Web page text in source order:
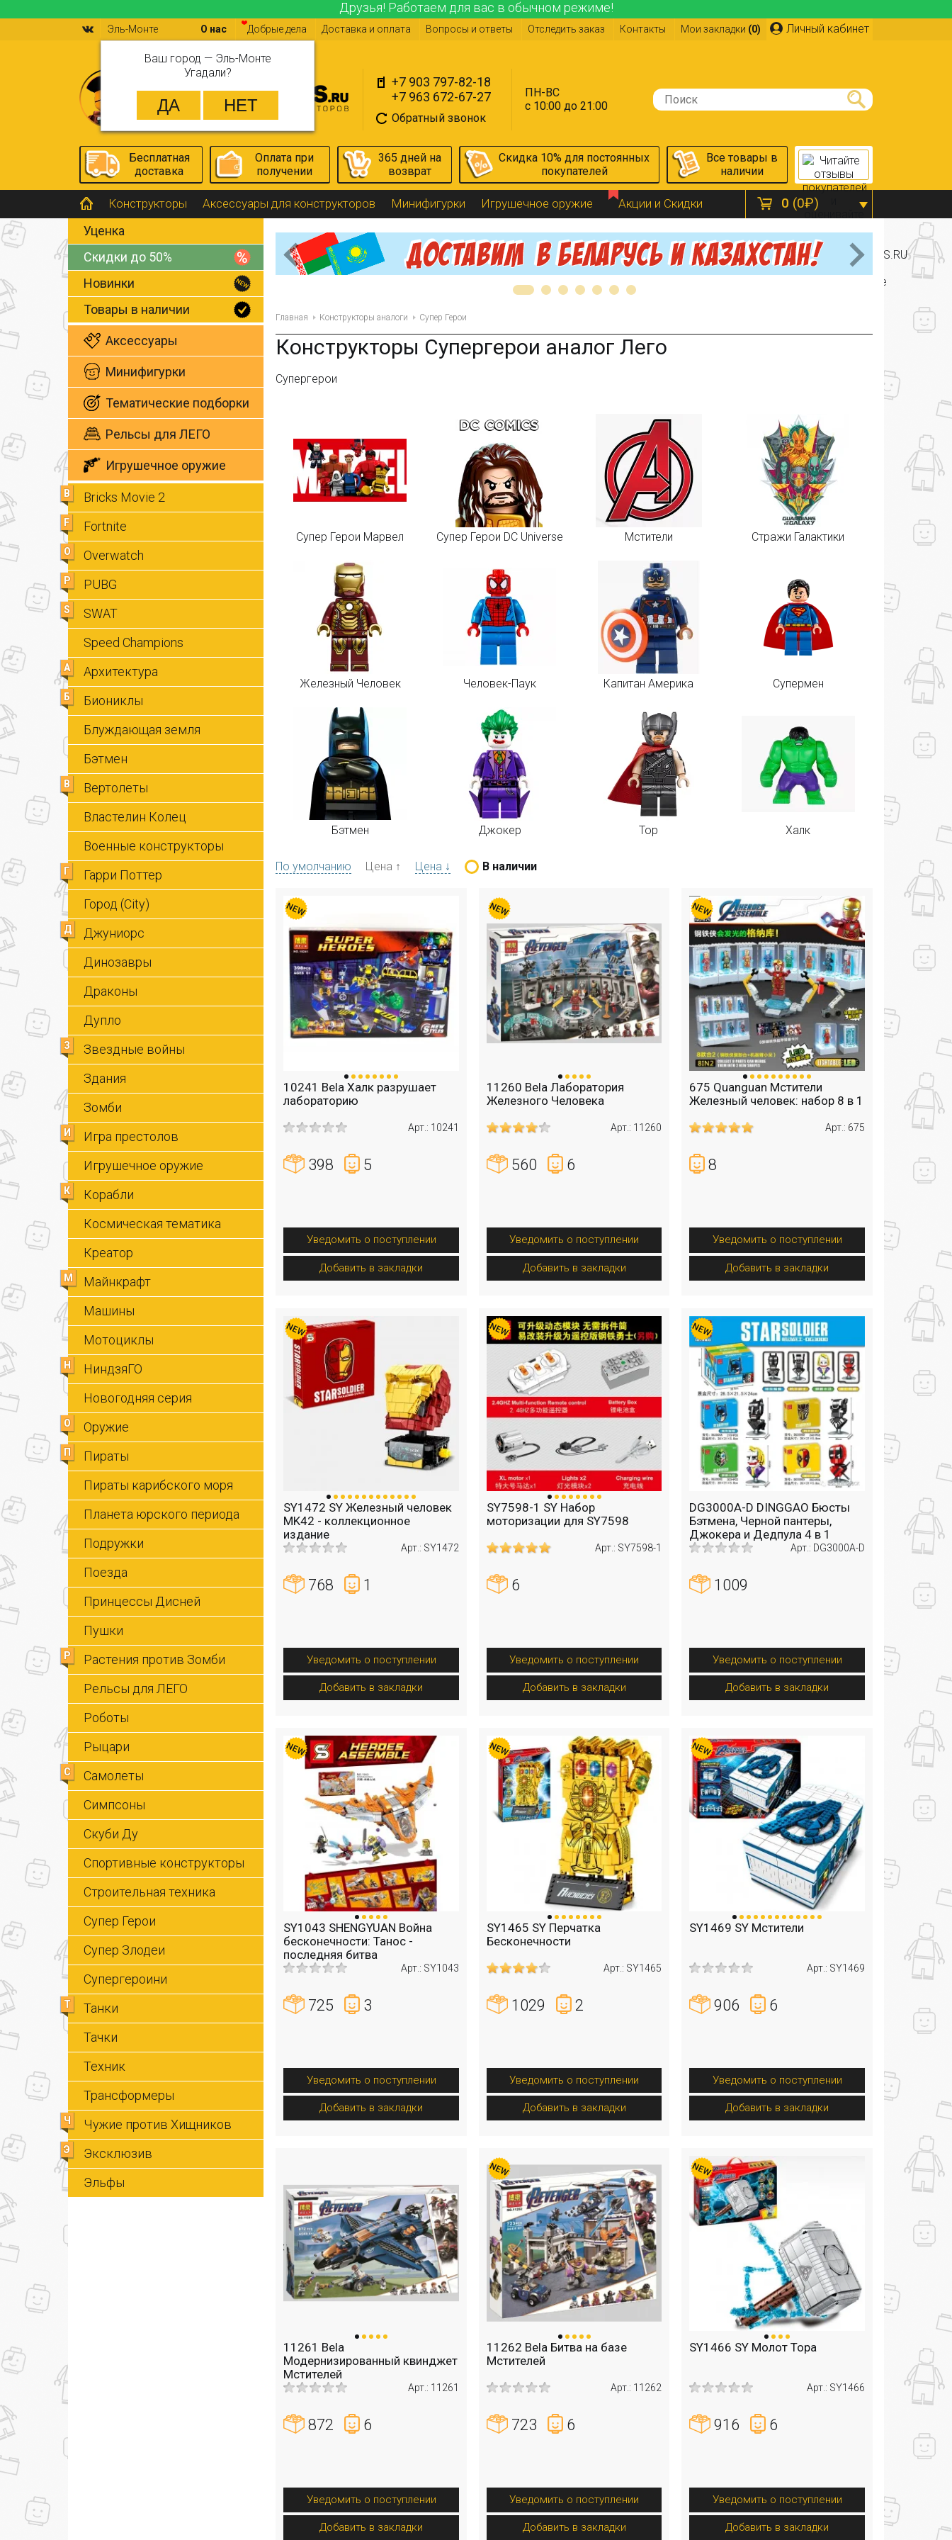
Друзья! Работаем для вас в обычном режиме!
Эль-Монте
Ваш город — Эль-Монте
Угадали?
Личный кабинет
О нас Добрые дела Доставка и оплата Вопросы и ответы Отследить заказ Контакты Мои закладки (0)
+7 903 797-82-18
+7 963 672-67-27
Обратный звонок
ПН-ВС
с 10:00 до 21:00
0 (0₽)
Бесплатная
доставка
Оплата при
получении
365 дней на
возврат
Скидка 10% для постоянных
покупателей
Все товары в
наличии
Конструкторы Аксессуары для конструкторов Минифигурки Игрушечное оружие Акции и Скидки
Уценка
Скидки до 50%
Новинки
Товары в наличии
Аксессуары
Минифигурки
Тематические подборки
Рельсы для ЛЕГО
Игрушечное оружие
B Bricks Movie 2
F Fortnite
O Overwatch
P PUBG
S
SWAT
Speed Champions
А Архитектура
Б
Биониклы
Блуждающая земля
Бэтмен
В
Вертолеты
Властелин Колец
Военные конструкторы
Г
Гарри Поттер
Город (City)
Д
Джуниорс
Динозавры
Драконы
Дупло
З
Звездные войны
Здания
Зомби
И
Игра престолов
Игрушечное оружие
К
Корабли
Космическая тематика
Креатор
М
Майнкрафт
Машины
Мотоциклы
Н
НиндзяГО
Новогодняя серия
О Оружие
П
Пираты
Пираты карибского моря
Планета юрского периода
Подружки
Поезда
Принцессы Дисней
Пушки
Р
Растения против Зомби
Рельсы для ЛЕГО
Роботы
Рыцари
С
Самолеты
Симпсоны
Скуби Ду
Спортивные конструкторы
Строительная техника
Супер Герои
Супер Злодеи
Супергероини
Т
Танки
Тачки
Техник
Трансформеры
Ч Чужие против Хищников
Э
Эксклюзив
Эльфы
Главная Конструкторы аналоги Супер Герои
Конструкторы Супергерои аналог Лего
Супергерои
Супер Герои Марвел Супер Герои DC Universe Мстители Стражи Галактики
Железный Человек Человек-Паук Капитан Америка Супермен
Бэтмен Джокер Тор Халк
По умолчанию Цена ↑ Цена ↓ В наличии
10241 Bela Халк разрушает
лабораторию
Арт.: 10241
398 5
Уведомить о поступлении
Добавить в закладки
11260 Bela Лаборатория
Железного Человека
Арт.: 11260
560 6
Уведомить о поступлении
Добавить в закладки
675 Quanguan Мстители
Железный человек: набор 8 в 1
Арт.: 675
8
Уведомить о поступлении
Добавить в закладки
SY1472 SY Железный человек
MK42 - коллекционное
издание
Арт.: SY1472
768 1
Уведомить о поступлении
Добавить в закладки
SY7598-1 SY Набор
моторизации для SY7598
Арт.: SY7598-1
6
Уведомить о поступлении
Добавить в закладки
DG3000A-D DINGGAO Бюсты
Бэтмена, Черной пантеры,
Джокера и Дедпула 4 в 1
Арт.: DG3000A-D
1009
Уведомить о поступлении
Добавить в закладки
SY1043 SHENGYUAN Война
бесконечности: Танос -
последняя битва
Арт.: SY1043
725 3
Уведомить о поступлении
Добавить в закладки
SY1465 SY Перчатка
Бесконечности
Арт.: SY1465
1029 2
Уведомить о поступлении
Добавить в закладки
SY1469 SY Мстители
Арт.: SY1469
906 6
Уведомить о поступлении
Добавить в закладки
11261 Bela
Модернизированный квинджет
Мстителей
Арт.: 11261
872 6
Уведомить о поступлении
Добавить в закладки
11262 Bela Битва на базе
Мстителей
Арт.: 11262
723 6
Уведомить о поступлении
Добавить в закладки
SY1466 SY Молот Тора
Арт.: SY1466
916 6
Уведомить о поступлении
Добавить в закладки